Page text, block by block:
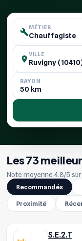
MÉTIER
VILLE
RAYON
Les 73
Note moyenne 4.8/5 sur
Recommandés
Proximité
S.E.2.T